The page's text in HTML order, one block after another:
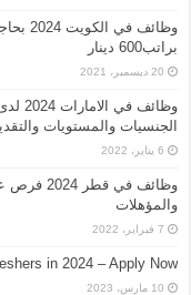
براتب600 دينار
20 ديسمبر، 2021
الجنسيات والمستويات
6 يناير، 2022
والمؤهلات
7 فبراير، 2022
in 2024 – Apply Now
10 مارس، 2023